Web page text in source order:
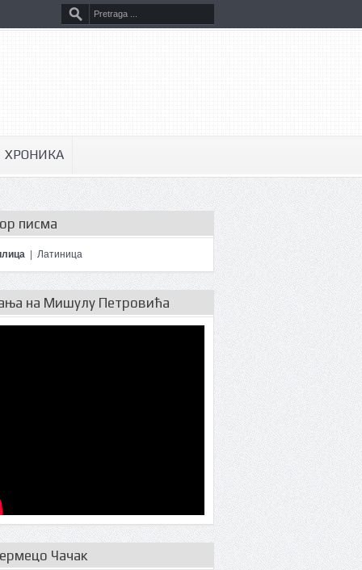
ХРОНИКА
писма
Латиница
на Мишулу Петровића
Чачак